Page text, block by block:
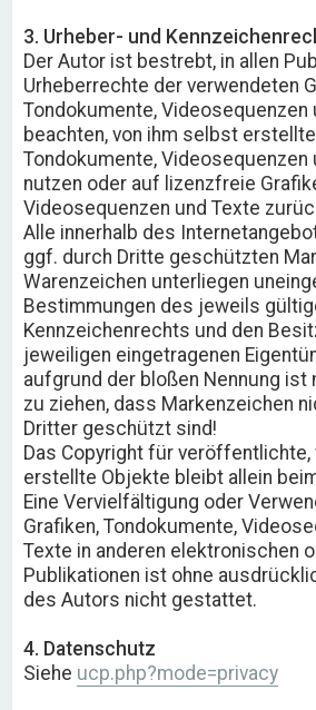
3. Urheber- und
Der Autor ist bestrebt, in allen
Urheberrechte der verwendeten
Tondokumente, Videosequenzen
beachten, von ihm selbst
Tondokumente, Videosequenzen
nutzen oder auf lizenzfreie
Videosequenzen und Texte
Alle innerhalb des
ggf. durch Dritte geschützten
Warenzeichen unterliegen
Bestimmungen des jeweils
Kennzeichenrechts und den
jeweiligen eingetragenen
aufgrund der bloßen Nennung ist
zu ziehen, dass Markenzeichen
Dritter geschützt sind!
Das Copyright für
erstellte Objekte bleibt allein
Eine Vervielfältigung oder
Grafiken, Tondokumente,
Texte in anderen elektronischen
Publikationen ist ohne
des Autors nicht gestattet.
4. Datenschutz
Siehe ucp.php?mode=privacy